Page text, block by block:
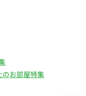
のお部屋特集